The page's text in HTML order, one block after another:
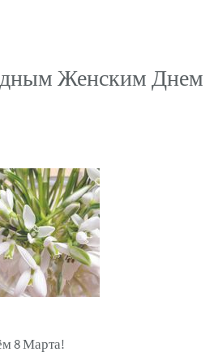
Женским Днем
8 Марта!